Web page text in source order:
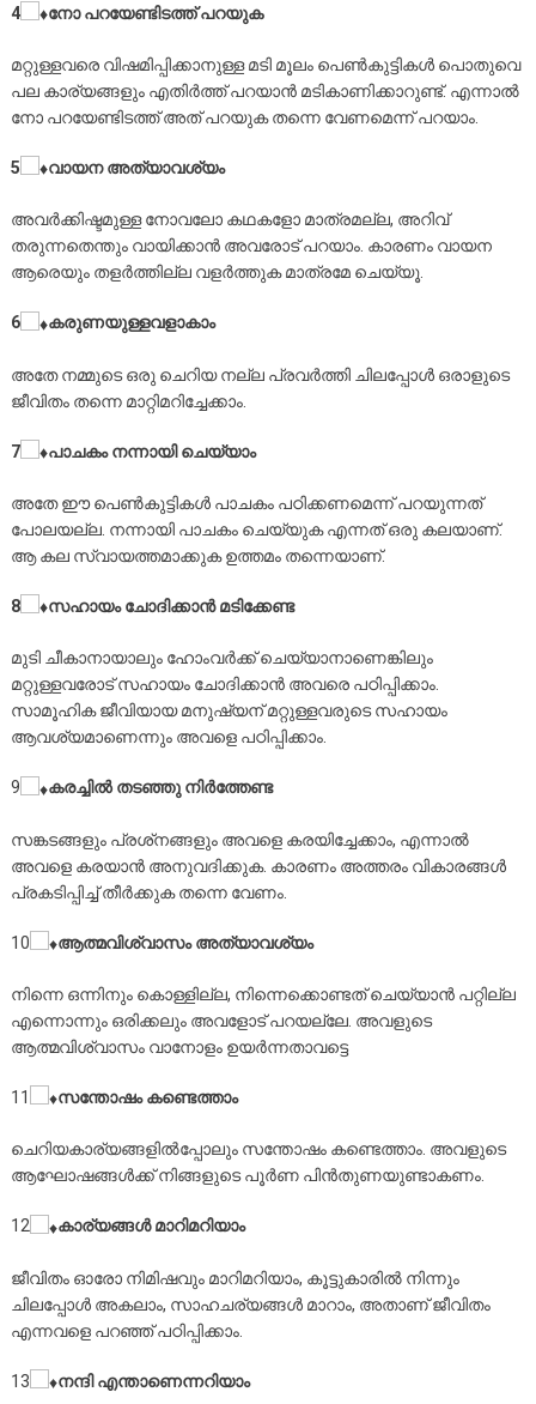
4 നോ പറയേണ്ടിടത്ത് പറയുക
മറ്റുള്ളവരെ വിഷമിപ്പിക്കാനുള്ള മടി മൂലം പെണ്‍കുട്ടികള്‍ പൊതുവെ
പല കാര്യങ്ങളും എതിര്‍ത്ത് പറയാന്‍ മടികാണിക്കാറുണ്ട്. എന്നാല്‍
നോ പറയേണ്ടിടത്ത് അത് പറയുക തന്നെ വേണമെന്ന് പറയാം.
5 വായന അത്യാവശ്യം
അവര്‍ക്കിഷ്ടമുള്ള നോവലോ കഥകളോ മാത്രമല്ല, അറിവ്
തരുന്നതെന്തും വായിക്കാന്‍ അവരോട് പറയാം. കാരണം വായന
ആരെയും തളര്‍ത്തില്ല വളര്‍ത്തുക മാത്രമേ ചെയ്യൂ.
6 കരുണയുള്ളവളാകാം
അതേ നമ്മുടെ ഒരു ചെറിയ നല്ല പ്രവര്‍ത്തി ചിലപ്പോള്‍ ഒരാളുടെ
ജീവിതം തന്നെ മാറ്റിമറിച്ചേക്കാം.
7 പാചകം നന്നായി ചെയ്യാം
അതേ ഈ പെണ്‍കുട്ടികള്‍ പാചകം പഠിക്കണമെന്ന് പറയുന്നത്
പോലയല്ല. നന്നായി പാചകം ചെയ്യുക എന്നത് ഒരു കലയാണ്.
ആ കല സ്വായത്തമാക്കുക ഉത്തമം തന്നെയാണ്.
8 സഹായം ചോദിക്കാന്‍ മടിക്കേണ്ട
മുടി ചീകാനായാലും ഹോംവര്‍ക്ക് ചെയ്യാനാണെങ്കിലും
മറ്റുള്ളവരോട് സഹായം ചോദിക്കാന്‍ അവരെ പഠിപ്പിക്കാം.
സാമൂഹിക ജീവിയായ മനുഷ്യന് മറ്റുള്ളവരുടെ സഹായം
ആവശ്യമാണെന്നും അവളെ പഠിപ്പിക്കാം.
9 കരച്ചില്‍ തടഞ്ഞു നിര്‍ത്തേണ്ട
സങ്കടങ്ങളും പ്രശ്‌നങ്ങളും അവളെ കരയിച്ചേക്കാം, എന്നാല്‍
അവളെ കരയാന്‍ അനുവദിക്കുക. കാരണം അത്തരം വികാരങ്ങള്‍
പ്രകടിപ്പിച്ച് തീര്‍ക്കുക തന്നെ വേണം.
10 ആത്മവിശ്വാസം അത്യാവശ്യം
നിന്നെ ഒന്നിനും കൊള്ളില്ല, നിന്നെക്കൊണ്ടത് ചെയ്യാന്‍ പറ്റില്ല
എന്നൊന്നും ഒരിക്കലും അവളോട് പറയല്ലേ. അവളുടെ
ആത്മവിശ്വാസം വാനോളം ഉയര്‍ന്നതാവട്ടെ
11 സന്തോഷം കണ്ടെത്താം
ചെറിയകാര്യങ്ങളില്‍പ്പോലും സന്തോഷം കണ്ടെത്താം. അവളുടെ
ആഘോഷങ്ങള്‍ക്ക് നിങ്ങളുടെ പൂര്‍ണ പിന്‍തുണയുണ്ടാകണം.
12 കാര്യങ്ങള്‍ മാറിമറിയാം
ജീവിതം ഓരോ നിമിഷവും മാറിമറിയാം, കൂട്ടുകാരില്‍ നിന്നും
ചിലപ്പോള്‍ അകലാം, സാഹചര്യങ്ങള്‍ മാറാം, അതാണ് ജീവിതം
എന്നവളെ പറഞ്ഞ് പഠിപ്പിക്കാം.
13 നന്ദി എന്താണെന്നറിയാം